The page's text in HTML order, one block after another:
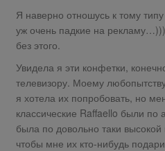
Я наверно отношусь к тому
уж очень падкие на
без этого.
Увидела я эти конфетки,
телевизору. Моему
я хотела их попробовать, но
классические Raffaello были по
была по довольно таки
чтобы мне их кто-нибудь